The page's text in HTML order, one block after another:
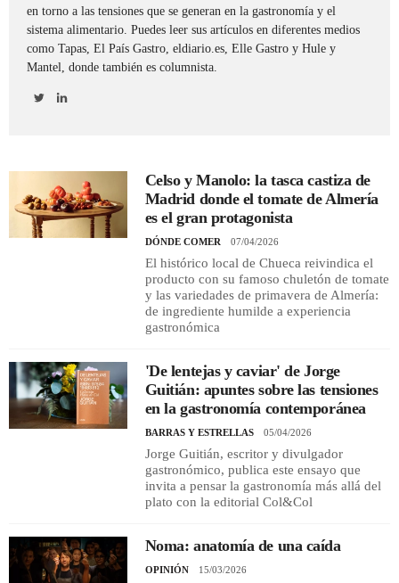
REGISTRO
en torno a las tensiones que se generan en la gastronomía y el
sistema alimentario. Puedes leer sus artículos en diferentes medios
como Tapas, El País Gastro, eldiario.es, Elle Gastro y Hule y
Mantel, donde también es columnista.
Celso y Manolo: la tasca castiza de
Madrid donde el tomate de Almería
es el gran protagonista
DÓNDE COMER 07/04/2026
El histórico local de Chueca reivindica el
producto con su famoso chuletón de tomate
y las variedades de primavera de Almería:
de ingrediente humilde a experiencia
gastronómica
'De lentejas y caviar' de Jorge
Guitián: apuntes sobre las tensiones
en la gastronomía contemporánea
BARRAS Y ESTRELLAS 05/04/2026
Jorge Guitián, escritor y divulgador
gastronómico, publica este ensayo que
invita a pensar la gastronomía más allá del
plato con la editorial Col&Col
Noma: anatomía de una caída
OPINIÓN 15/03/2026